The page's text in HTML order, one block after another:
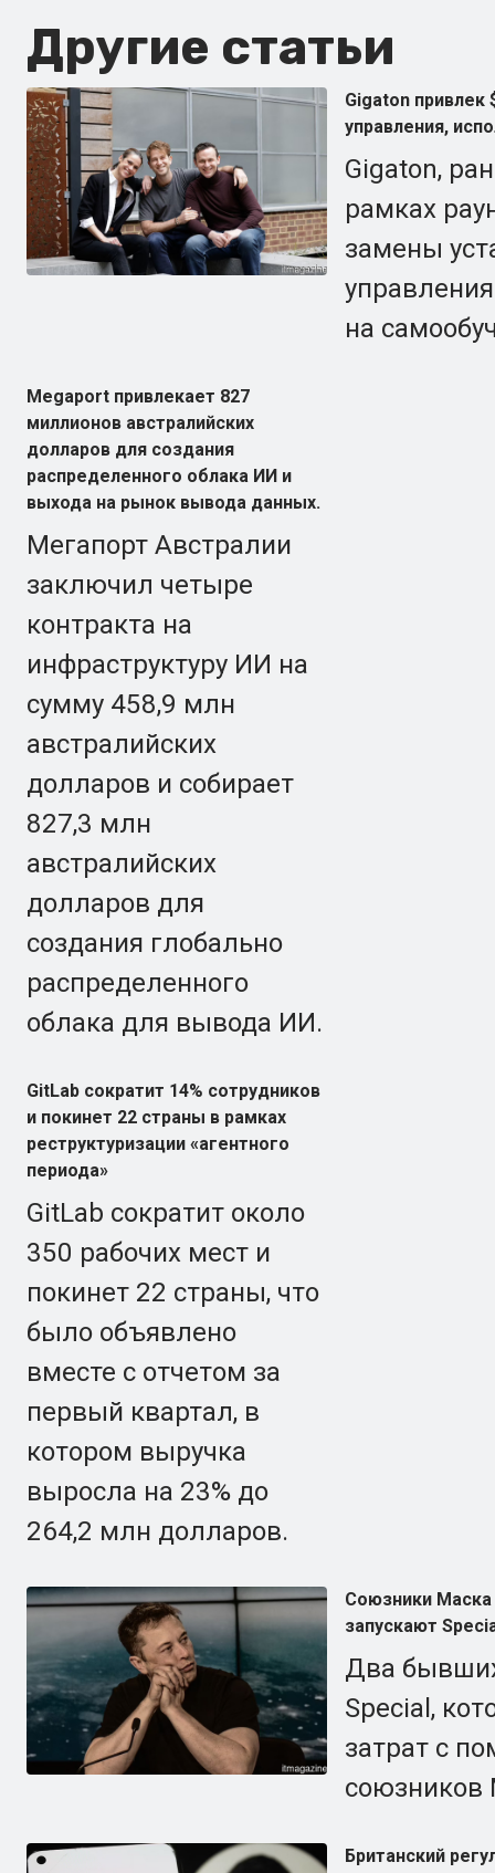
Другие статьи
Gigaton привлек
управления,
Gigaton,
рамках
замены
на
Megaport привлекает 827
миллионов австралийских
долларов для создания
распределенного облака ИИ и
выхода на рынок вывода данных.
Мегапорт Австралии
заключил четыре
контракта на
инфраструктуру ИИ на
сумму 458,9 млн
австралийских
долларов и собирает
827,3 млн
австралийских
долларов для
создания глобально
распределенного
облака для вывода ИИ.
GitLab сократит 14% сотрудников
и покинет 22 страны в рамках
реструктуризации «агентного
периода»
GitLab сократит около
350 рабочих мест и
покинет 22 страны, что
было объявлено
вместе с отчетом за
первый квартал, в
котором выручка
выросла на 23% до
264,2 млн долларов.
Союзники Маска
запускают
Два
Special,
затрат с
союзников
Британский